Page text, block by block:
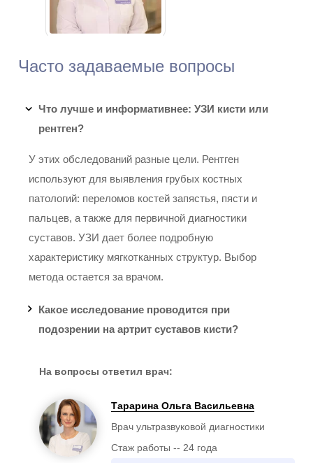
227
Стаж: 36 лет
диагностики высшей
Тарарина Ольга
Васильевна
Стаж: 24 года
Врач ультразвуковой
диагностики
Золотарёва Ирина
Стаж: 18 лет
Врач ультразвуковой
диагностики
Часто задаваемые вопросы
Что лучше и информативнее: УЗИ кисти или
рентген?
У этих обследований разные цели. Рентген
используют для выявления грубых костных
патологий: переломов костей запястья, пясти и
пальцев, а также для первичной диагностики
суставов. УЗИ дает более подробную
характеристику мягкотканных структур. Выбор
метода остается за врачом.
Какое исследование проводится при
подозрении на артрит суставов кисти?
На вопросы ответил врач:
Тарарина Ольга Васильевна
Врач ультразвуковой диагностики
Стаж работы -- 24 года